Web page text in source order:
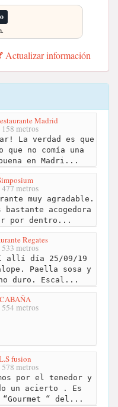
Actualizar información
Madrid
158 metros
La verdad es que
que no comía una
en Madri...
477 metros
muy agradable.
acogedora
por dentro...
Regates
533 metros
allí día 25/09/19
Paella sosa y
duro. Escal...
CABAÑA
554 metros
fusion
578 metros
por el tenedor y
un acierto . Es
“ del...